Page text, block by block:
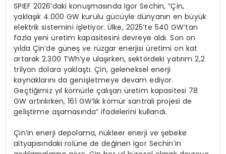
SPIEF 2026’daki konuşmasında Igor Sechin, “Çin,
yaklaşık 4.000 GW kurulu gücüyle dünyanın en büyük
elektrik sistemini işletiyor. Ülke, 2025’te 540 GW’tan
fazla yeni üretim kapasitesini devreye aldı. Son on
yılda Çin’de güneş ve rüzgar enerjisi üretimi on kat
artarak 2.300 TWh’ye ulaşırken, sektördeki yatırım 2,2
trilyon dolara yaklaştı. Çin, geleneksel enerji
kaynaklarını da genişletmeye devam ediyor.
Geçtiğimiz yıl kömürle çalışan üretim kapasitesi 78
GW artırılırken, 161 GW’lık kömür santralı projesi de
geliştirme aşamasında” ifadelerini kullandı.
Çin’in enerji depolama, nükleer enerji ve şebeke
altyapısındaki rolüne de değinen Igor Sechin’in